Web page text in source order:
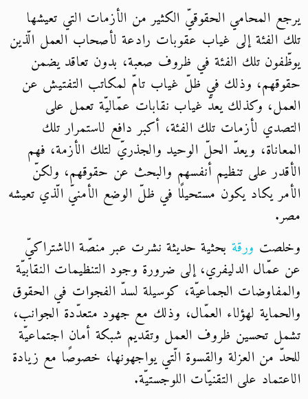
يرجع المحامي الحقوقيّ الكثير من الأزمات التي تعيشها
تلك الفئة إلى غياب عقوبات رادعة لأصحاب العمل الّذين
يوظّفون تلك الفئة في ظروف صعبة، بدون تعاقد يضمن
حقوقهم، وذلك في ظلّ غياب تامّ لمكاتب التفتيش عن
العمل، وكذلك يعدّ غياب نقابات عمّاليّة تعمل على
التصدي لأزمات تلك الفئة، أكبر دافع لاستمرار تلك
المعاناة، ويعدّ الحلّ الوحيد والجذريّ لتلك الأزمة، فهم
الأقدر على تنظيم أنفسهم والبحث عن حقوقهم، ولكنّ
الأمر يكاد يكون مستحيلًا في ظلّ الوضع الأمنيّ الّذي تعيشه
مصر.
وخلصت ورقة بحثية حديثة نشرت عبر منصّة الاشتراكيّ
عن عمّال الدليفري، إلى ضرورة وجود التنظيمات النقابيّة
والمفاوضات الجماعيّة، كوسيلة لسدّ الفجوات في الحقوق
والحماية لهؤلاء العمّال، وذلك مع جهود متعدّدة الجوانب،
تشمل تحسين ظروف العمل وتقديم شبكة أمان اجتماعيّة
للحدّ من العزلة والقسوة الّتي يواجهونها، خصوصًا مع زيادة
الاعتماد على التقنيّات اللوجستيّة.